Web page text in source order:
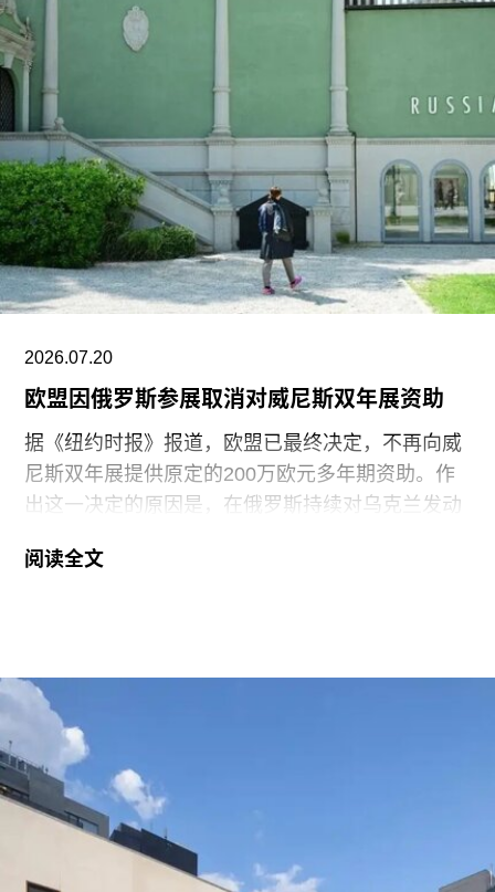
奥特罗·阿尔坎塔拉于2018年与一群艺术家、记者
和学者共同创立了圣伊西德罗运动（San Isidro
Movement）。该组织参与反对古巴政府、倡导民
主的社会运动。他还参与创作了抗议歌曲《祖国与
生命》（Homeland and Life），这首抗议颂歌在
2021年获两项拉丁格莱美奖，并已成为古巴反对派
的象征。
据美联社报道，古巴当局提出以强制流放为条件换
取奥特罗·阿尔坎塔拉的自由。当他抵达迈阿密时，
迎接他。获释时，奥特罗·阿尔坎塔拉是古巴最受国
际关注的政治犯之一，该国正因美国实施的石油封
2026.07.20
欧盟因俄罗斯参展取消对威尼斯双年展资助
据《纽约时报》报道，欧盟已最终决定，不再向威
尼斯双年展提供原定的200万欧元多年期资助。作
出这一决定的原因是，在俄罗斯持续对乌克兰发动
双年展。
展形式重返国家馆后，欧盟即表示将撤回资助。4
月，欧盟正式确认取消拨款，但给予双年展30天时
间提出申诉。此次最终决定是在对申诉进行审查后
作出的。
欧盟委员会发言人托马斯·雷尼耶（Thomas
Regnier）在一份声明中表示：“由欧洲纳税人资金
支持的文化活动，应当捍卫民主价值，促进开放对
阅读全文